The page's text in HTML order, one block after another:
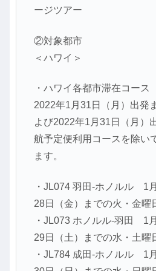
ージツアー
②対象都市
＜ハワイ＞
・ハワイ各都市滞在コース
2022年1月31日（月）出発
よび2022年1月31日（月）
航予定便利用コースを除い
ます。
・JL074 羽田-ホノルル 1
28日（金）までの火・金曜
・JL073 ホノルル-羽田 1
29日（土）までの水・土曜
・JL784 成田-ホノルル 1